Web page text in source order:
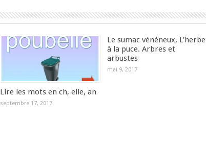
Lire les mots en ch, elle, an
septembre 17, 2017
Le sumac vénéneux, L’herbe
à la puce. Arbres et
arbustes
mai 9, 2017